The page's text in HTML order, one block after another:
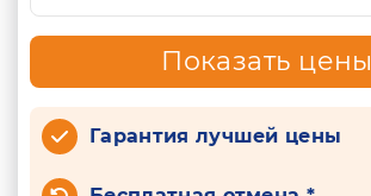
Показать цены
Гарантия лучшей цены